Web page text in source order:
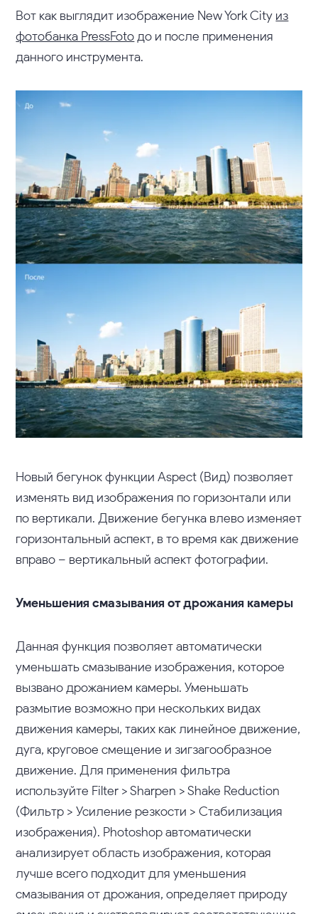
Вот как выглядит изображение New York City из
фотобанка PressFotoдо и после применения
данного инструмента.
Новый бегунок функции Aspect (Вид) позволяет
изменять вид изображения по горизонтали или
по вертикали. Движение бегунка влево изменяет
горизонтальный аспект, в то время как движение
вправо – вертикальный аспект фотографии.
Уменьшения смазывания от дрожания камеры
Данная функция позволяет автоматически
уменьшать смазывание изображения, которое
вызвано дрожанием камеры. Уменьшать
размытие возможно при нескольких видах
движения камеры, таких как линейное движение,
дуга, круговое смещение и зигзагообразное
движение. Для применения фильтра
используйте Filter > Sharpen > Shake Reduction
(Фильтр > Усиление резкости > Стабилизация
изображения). Photoshop автоматически
анализирует область изображения, которая
лучше всего подходит для уменьшения
смазывания от дрожания, определяет природу